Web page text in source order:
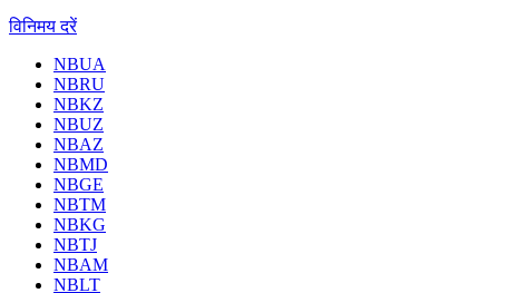
विनिमय दरें
NBUA
NBRU
NBKZ
NBUZ
NBAZ
NBMD
NBGE
NBTM
NBKG
NBTJ
NBAM
NBLT